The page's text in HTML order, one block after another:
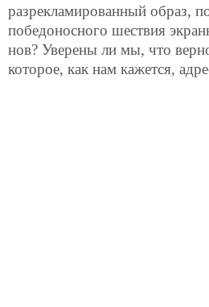
разрекламированный образ,
победоносного шествия
нов? Уверены ли мы, что
которое, как нам кажется,